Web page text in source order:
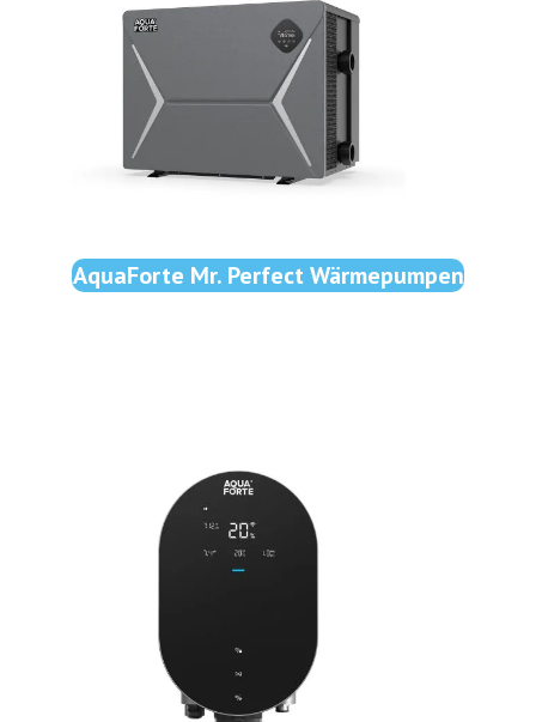
AquaForte Mr. Perfect Wärmepumpen